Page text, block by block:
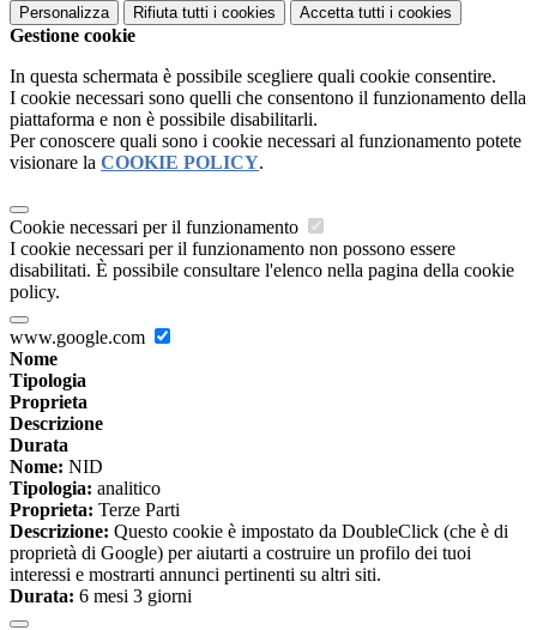
Personalizza Rifiuta tutti i cookies Accetta tutti i cookies
Gestione cookie
In questa schermata è possibile scegliere quali cookie consentire.
I cookie necessari sono quelli che consentono il funzionamento della
piattaforma e non è possibile disabilitarli.
Per conoscere quali sono i cookie necessari al funzionamento potete
visionare la COOKIE POLICY.
Cookie necessari per il funzionamento
I cookie necessari per il funzionamento non possono essere
disabilitati. È possibile consultare l'elenco nella pagina della cookie
policy.
www.google.com
Nome
Tipologia
Proprieta
Descrizione
Durata
Nome: NID
Tipologia: analitico
Proprieta: Terze Parti
Descrizione: Questo cookie è impostato da DoubleClick (che è di
proprietà di Google) per aiutarti a costruire un profilo dei tuoi
interessi e mostrarti annunci pertinenti su altri siti.
Durata: 6 mesi 3 giorni